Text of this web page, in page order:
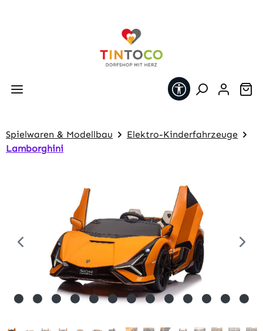
Werkzeugleiste
Spielwaren & Modellbau
Elektro-Kinderfahrzeuge
Lamborghini